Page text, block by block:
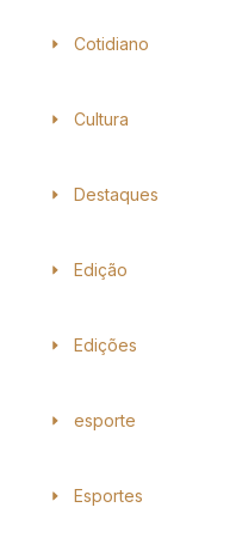
Cotidiano
Cultura
Destaques
Edição
Edições
esporte
Esportes